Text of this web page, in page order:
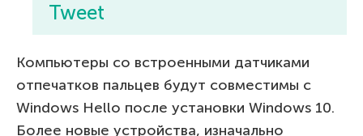
Tweet
Компьютеры со встроенными датчиками
отпечатков пальцев будут совместимы с
Windows Hello после установки Windows 10.
Более новые устройства, изначально